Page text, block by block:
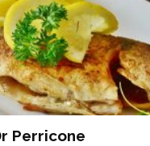
Perricone